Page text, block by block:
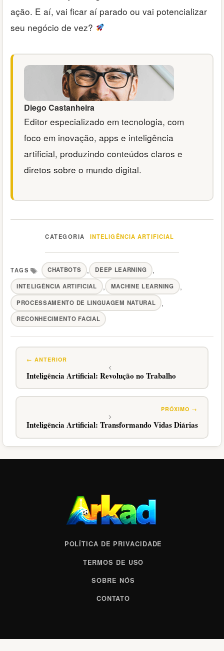
ação. E aí, vai ficar aí parado ou vai potencializar
seu negócio de vez?
Diego Castanheira
Editor especializado em tecnologia, com
foco em inovação, apps e inteligência
artificial, produzindo conteúdos claros e
diretos sobre o mundo digital.
Categorias INTELIGÊNCIA ARTIFICIAL
Tags
CHATBOTS , DEEP LEARNING ,
INTELIGÊNCIA ARTIFICIAL , MACHINE LEARNING ,
PROCESSAMENTO DE LINGUAGEM NATURAL ,
RECONHECIMENTO FACIAL
Inteligência Artificial: Revolução no Trabalho
Inteligência Artificial: Transformando Vidas Diárias
POLÍTICA DE PRIVACIDADE
TERMOS DE USO
SOBRE NÓS
CONTATO